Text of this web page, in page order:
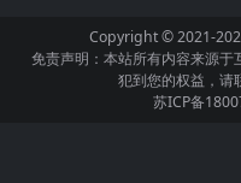
Copyright © 2021-
免责声明：本站所有内容来源
犯到您的权益，请
苏ICP备